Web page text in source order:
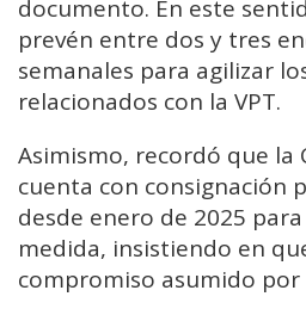
documento. En este
prevén entre dos y tres
semanales para agilizar
relacionados con la VPT.
Asimismo, recordó que la
cuenta con consignación
desde enero de 2025
medida, insistiendo en
compromiso asumido por